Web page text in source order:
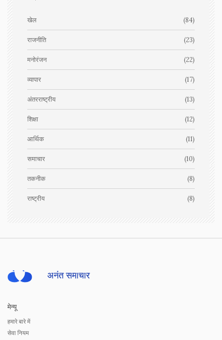
खेल (84)
राजनीति (23)
मनोरंजन (22)
व्यापार (17)
अंतरराष्ट्रीय (13)
शिक्षा (12)
आर्थिक (11)
समाचार (10)
तकनीक (8)
राष्ट्रीय (8)
मेन्यू
हमारे बारे में
सेवा नियम